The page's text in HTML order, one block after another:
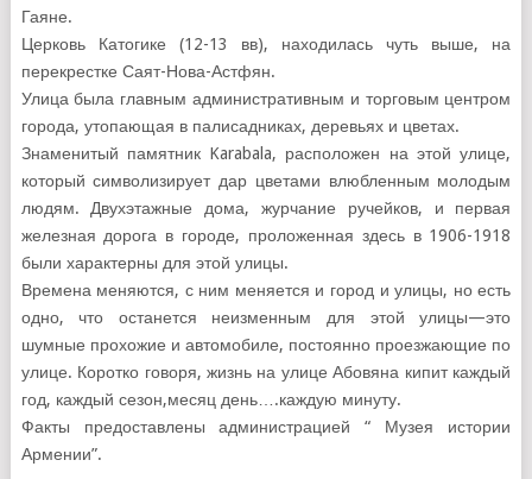
Гаяне.
Церковь Катогике (12-13 вв), находилась чуть выше, на
перекрестке Саят-Нова-Астфян.
Улица была главным административным и торговым центром
города, утопающая в палисадниках, деревьях и цветах.
Знаменитый памятник Karabala, расположен на этой улице,
который символизирует дар цветами влюбленным молодым
людям. Двухэтажные дома, журчание ручейков, и первая
железная дорога в городе, проложенная здесь в 1906-1918
были характерны для этой улицы.
Времена меняются, с ним меняется и город и улицы, но есть
одно, что останется неизменным для этой улицы—это
шумные прохожие и автомобиле, постоянно проезжающие по
улице. Коротко говоря, жизнь на улице Абовяна кипит каждый
год, каждый сезон,месяц день….каждую минуту.
Факты предоставлены администрацией “ Музея истории
Армении”.